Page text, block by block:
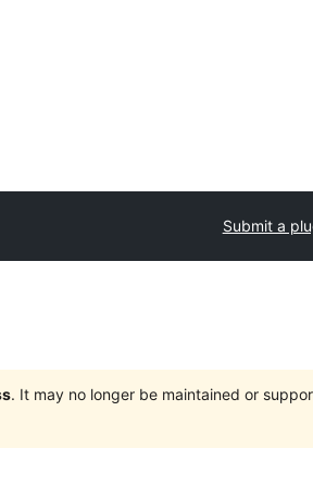
Submit a
. It may no longer be maintained or